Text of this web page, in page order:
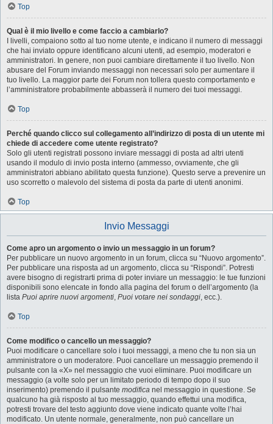
Top
Qual è il mio livello e come faccio a cambiarlo?
I livelli, compaiono sotto al tuo nome utente, e indicano il numero di messaggi
che hai inviato oppure identificano alcuni utenti, ad esempio, moderatori e
amministratori. In genere, non puoi cambiare direttamente il tuo livello. Non
abusare del Forum inviando messaggi non necessari solo per aumentare il
tuo livello. La maggior parte dei Forum non tollera questo comportamento e
l’amministratore probabilmente abbasserà il numero dei tuoi messaggi.
Top
Perché quando clicco sul collegamento all’indirizzo di posta di un utente mi
chiede di accedere come utente registrato?
Solo gli utenti registrati possono inviare messaggi di posta ad altri utenti
usando il modulo di invio posta interno (ammesso, ovviamente, che gli
amministratori abbiano abilitato questa funzione). Questo serve a prevenire un
uso scorretto o malevolo del sistema di posta da parte di utenti anonimi.
Top
Invio Messaggi
Come apro un argomento o invio un messaggio in un forum?
Per pubblicare un nuovo argomento in un forum, clicca su “Nuovo argomento”.
Per pubblicare una risposta ad un argomento, clicca su “Rispondi”. Potresti
avere bisogno di registrarti prima di poter inviare un messaggio: le tue funzioni
disponibili sono elencate in fondo alla pagina del forum o dell’argomento (la
lista Puoi aprire nuovi argomenti, Puoi votare nei sondaggi, ecc.).
Top
Come modifico o cancello un messaggio?
Puoi modificare o cancellare solo i tuoi messaggi, a meno che tu non sia un
amministratore o un moderatore. Puoi cancellare un messaggio premendo il
pulsante con la «X» nel messaggio che vuoi eliminare. Puoi modificare un
messaggio (a volte solo per un limitato periodo di tempo dopo il suo
inserimento) premendo il pulsante modifica nel messaggio in questione. Se
qualcuno ha già risposto al tuo messaggio, quando effettui una modifica,
potresti trovare del testo aggiunto dove viene indicato quante volte l’hai
modificato. Un utente normale, generalmente, non può cancellare un